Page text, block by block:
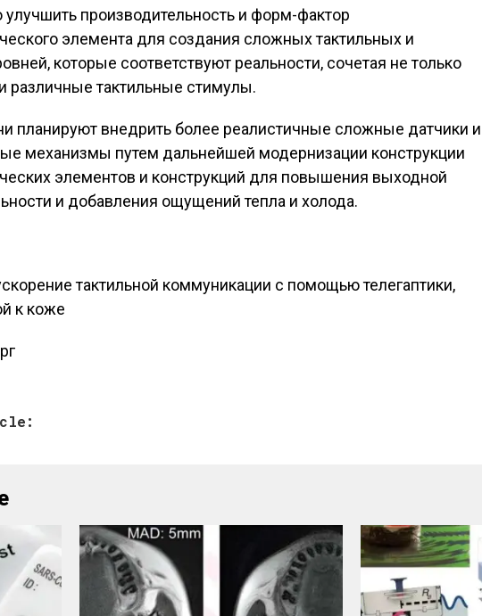
улучшить производительность и форм-фактор
элемента для создания сложных тактильных и
которые соответствуют реальности, сочетая не только
различные тактильные стимулы.
планируют внедрить более реалистичные сложные датчики и
механизмы путем дальнейшей модернизации конструкции
элементов и конструкций для повышения выходной
и добавления ощущений тепла и холода.